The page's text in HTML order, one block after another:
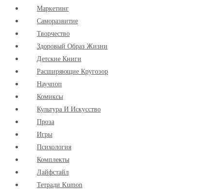
Маркетинг
Cаморазвитие
Творчество
Здоровый Образ Жизни
Детские Книги
Расширяющие Кругозор
Научпоп
Комиксы
Культура И Искусство
Проза
Игры
Психология
Комплекты
Лайфстайл
Тетради Kumon